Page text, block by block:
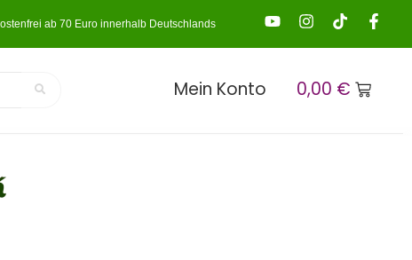
ab 70 Euro innerhalb Deutschlands
Mein Konto 0,00 €